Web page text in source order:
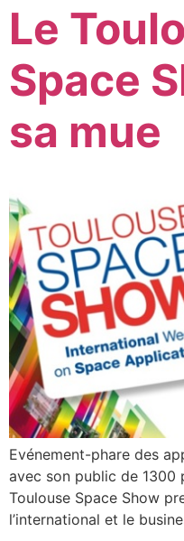
Le
Space
sa mue
Evénement-phare des
avec son public de 1300
Toulouse Space Show
l’international et le